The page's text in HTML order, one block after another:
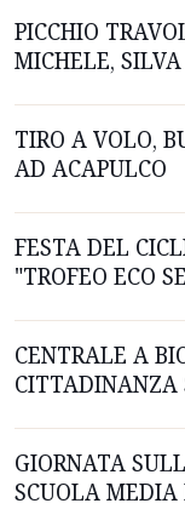
PICCHIO
MICHELE,
TIRO A VOLO,
AD ACAPULCO
FESTA DEL
"TROFEO ECO
CENTRALE A
CITTADINANZA
GIORNATA
SCUOLA